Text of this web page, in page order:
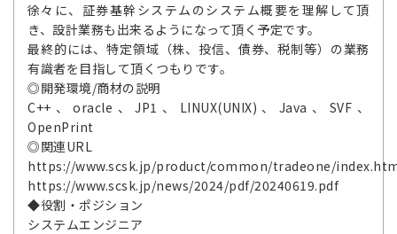
徐々に、証券基幹システムのシステム概要を理解して頂
き、設計業務も出来るようになって頂く予定です。
最終的には、特定領域（株、投信、債券、税制等）の業務
有識者を目指して頂くつもりです。
◎開発環境/商材の説明
C++、oracle、JP1、LINUX(UNIX)、Java、SVF、
OpenPrint
◎関連URL
https://www.scsk.jp/product/common/tradeone/
https://www.scsk.jp/news/2024/pdf/20240619.pdf
◆役割・ポジション
システムエンジニア